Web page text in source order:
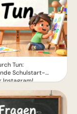
Tun:
Schulstart-
Instagram!